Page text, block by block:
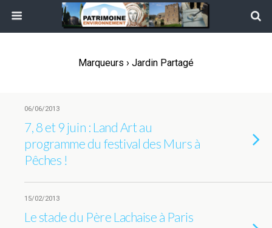
Marqueurs › Jardin Partagé
06/06/2013
7, 8 et 9 juin : Land Art au
programme du festival des Murs à
Pêches !
15/02/2013
Le stade du Père Lachaise à Paris